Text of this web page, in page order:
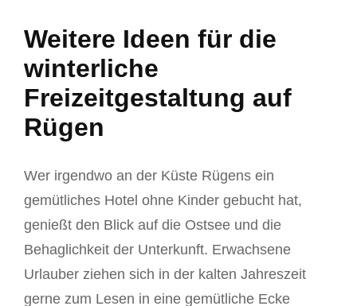
Weitere Ideen für die
winterliche
Freizeitgestaltung auf
Rügen
Wer irgendwo an der Küste Rügens ein
gemütliches Hotel ohne Kinder gebucht hat,
genießt den Blick auf die Ostsee und die
Behaglichkeit der Unterkunft. Erwachsene
Urlauber ziehen sich in der kalten Jahreszeit
gerne zum Lesen in eine gemütliche Ecke